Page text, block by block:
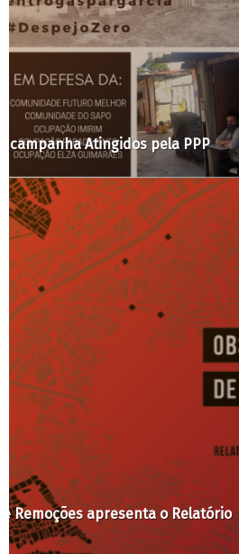
Para além dos muros da
Cidadania pelas frestas:
concessão do Pacaembu?